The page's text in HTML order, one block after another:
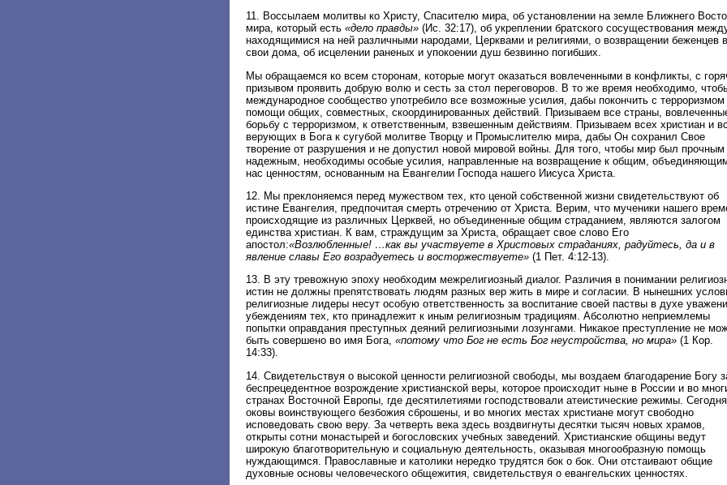
11. Воссылаем молитвы ко Христу, Спасителю мира, об установлении на земле Ближнего
мира, который есть «дело правды» (Ис. 32:17), об укреплении братского сосуществования
находящимися на ней различными народами, Церквами и религиями, о возвращении беженцев в
свои дома, об исцелении раненых и упокоении душ безвинно погибших.
Мы обращаемся ко всем сторонам, которые могут оказаться вовлеченными в конфликты, с
призывом проявить добрую волю и сесть за стол переговоров. В то же время необходимо,
международное сообщество употребило все возможные усилия, дабы покончить с терроризмом
помощи общих, совместных, скоординированных действий. Призываем все страны,
борьбу с терроризмом, к ответственным, взвешенным действиям. Призываем всех христиан и
верующих в Бога к сугубой молитве Творцу и Промыслителю мира, дабы Он сохранил Свое
творение от разрушения и не допустил новой мировой войны. Для того, чтобы мир был прочным
надежным, необходимы особые усилия, направленные на возвращение к общим,
нас ценностям, основанным на Евангелии Господа нашего Иисуса Христа.
12. Мы преклоняемся перед мужеством тех, кто ценой собственной жизни свидетельствуют об
истине Евангелия, предпочитая смерть отречению от Христа. Верим, что мученики нашего
происходящие из различных Церквей, но объединенные общим страданием, являются залогом
единства христиан. К вам, страждущим за Христа, обращает свое слово Его
апостол:«Возлюбленные! …как вы участвуете в Христовых страданиях, радуйтесь, да и в
явление славы Его возрадуетесь и восторжествуете» (1 Пет. 4:12-13).
13. В эту тревожную эпоху необходим межрелигиозный диалог. Различия в понимании
истин не должны препятствовать людям разных вер жить в мире и согласии. В нынешних
религиозные лидеры несут особую ответственность за воспитание своей паствы в духе
убеждениям тех, кто принадлежит к иным религиозным традициям. Абсолютно неприемлемы
попытки оправдания преступных деяний религиозными лозунгами. Никакое преступление не
быть совершено во имя Бога, «потому что Бог не есть Бог неустройства, но мира» (1 Кор.
14:33).
14. Свидетельствуя о высокой ценности религиозной свободы, мы воздаем благодарение Богу
беспрецедентное возрождение христианской веры, которое происходит ныне в России и во
странах Восточной Европы, где десятилетиями господствовали атеистические режимы. Сегодня
оковы воинствующего безбожия сброшены, и во многих местах христиане могут свободно
исповедовать свою веру. За четверть века здесь воздвигнуты десятки тысяч новых храмов,
открыты сотни монастырей и богословских учебных заведений. Христианские общины ведут
широкую благотворительную и социальную деятельность, оказывая многообразную помощь
нуждающимся. Православные и католики нередко трудятся бок о бок. Они отстаивают общие
духовные основы человеческого общежития, свидетельствуя о евангельских ценностях.